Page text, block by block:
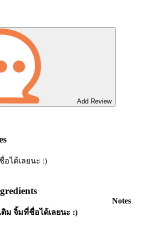
Add Review
อได้เลยนะ :)
ติม จิ้มที่ชื่อได้เลยนะ :)
Notes